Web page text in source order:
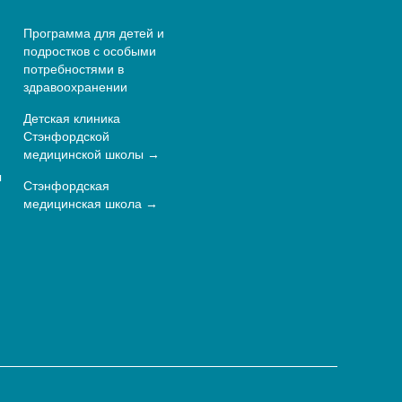
Программа для детей и
подростков с особыми
потребностями в
здравоохранении
Детская клиника
Стэнфордской
медицинской школы
Стэнфордская
медицинская школа